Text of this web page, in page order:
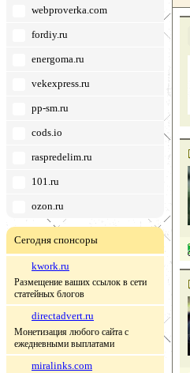
webproverka.com
fordiy.ru
energoma.ru
vekexpress.ru
pp-sm.ru
cods.io
raspredelim.ru
101.ru
ozon.ru
Сегодня спонсоры
kwork.ru
Размещение ваших ссылок в сети
статейных блогов
directadvert.ru
Монетизация любого сайта с
ежедневными выплатами
miralinks.com